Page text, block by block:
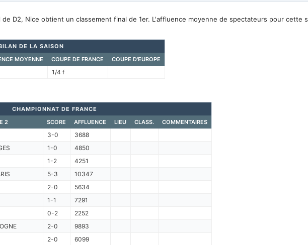
D2, Nice obtient un classement final de 1er. L'affluence moyenne de spectateurs pour cette
DE LA SAISON
MOYENNE COUPE DE FRANCE COUPE D'EUROPE
1/4 f
CHAMPIONNAT DE FRANCE
2 SCORE AFFLUENCE LIEU CLASS. COMMENTAIRES
3-0
3688
1-0
4850
1-2
4251
5-3
10347
2-0
5634
1-1
7291
0-2
2252
2-0
9893
2-0
6099